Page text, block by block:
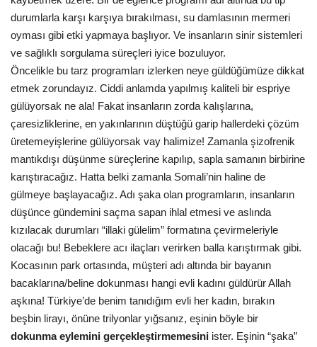
durumlarla karşı karşıya bırakılması, su damlasının mermeri
oyması gibi etki yapmaya başlıyor. Ve insanların sinir sistemleri
ve sağlıklı sorgulama süreçleri iyice bozuluyor.
Öncelikle bu tarz programları izlerken neye güldüğümüze dikkat
etmek zorundayız. Ciddi anlamda yapılmış kaliteli bir espriye
gülüyorsak ne ala! Fakat insanların zorda kalışlarına,
çaresizliklerine, en yakınlarının düştüğü garip hallerdeki çözüm
üretemeyişlerine gülüyorsak vay halimize! Zamanla şizofrenik
mantıkdışı düşünme süreçlerine kapılıp, sapla samanın birbirine
karıştıracağız. Hatta belki zamanla Somali’nin haline de
gülmeye başlayacağız. Adı şaka olan programların, insanların
düşünce gündemini saçma sapan ihlal etmesi ve aslında
kızılacak durumları “illaki gülelim” formatına çevirmeleriyle
olacağı bu! Bebeklere acı ilaçları verirken balla karıştırmak gibi.
Kocasının park ortasında, müşteri adı altında bir bayanın
bacaklarına/beline dokunması hangi evli kadını güldürür Allah
aşkına! Türkiye’de benim tanıdığım evli her kadın, bırakın
beşbin lirayı, önüne trilyonlar yığsanız, eşinin böyle bir
dokunma eylemini gerçekleştirmemesini ister. Eşinin “şaka”